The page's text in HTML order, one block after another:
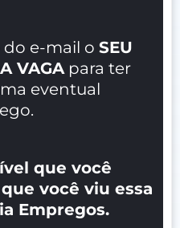
do e-mail o SEU
VAGA para ter
eventual
que você
você viu essa
Empregos.